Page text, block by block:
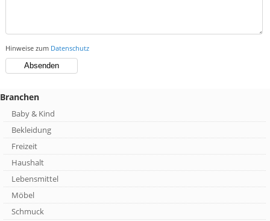
Hinweise zum Datenschutz
Branchen
Baby & Kind
Bekleidung
Freizeit
Haushalt
Lebensmittel
Möbel
Schmuck